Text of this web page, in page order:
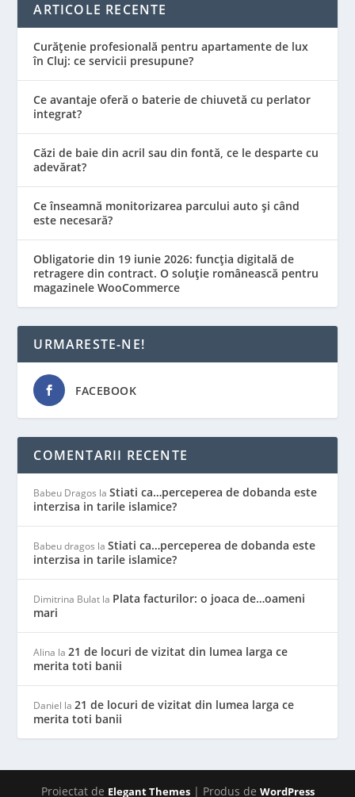
ARTICOLE RECENTE
Curățenie profesională pentru apartamente de lux
în Cluj: ce servicii presupune?
Ce avantaje oferă o baterie de chiuvetă cu perlator
integrat?
Căzi de baie din acril sau din fontă, ce le desparte cu
adevărat?
Ce înseamnă monitorizarea parcului auto și când
este necesară?
Obligatorie din 19 iunie 2026: funcția digitală de
retragere din contract. O soluție românească pentru
magazinele WooCommerce
URMARESTE-NE!
FACEBOOK
COMENTARII RECENTE
Babeu Dragos laStiati ca…perceperea de dobanda este
interzisa in tarile islamice?
Babeu dragos laStiati ca…perceperea de dobanda este
interzisa in tarile islamice?
Dimitrina Bulat la Plata facturilor: o joaca de…oameni
mari
Alina la21 de locuri de vizitat din lumea larga ce
merita toti banii
Daniel la21 de locuri de vizitat din lumea larga ce
merita toti banii
Proiectat de Elegant Themes| Produs de WordPress